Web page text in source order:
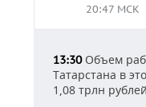
20:47 МСК
13:30Объем
Татарстана в
1,08 трлн рублей